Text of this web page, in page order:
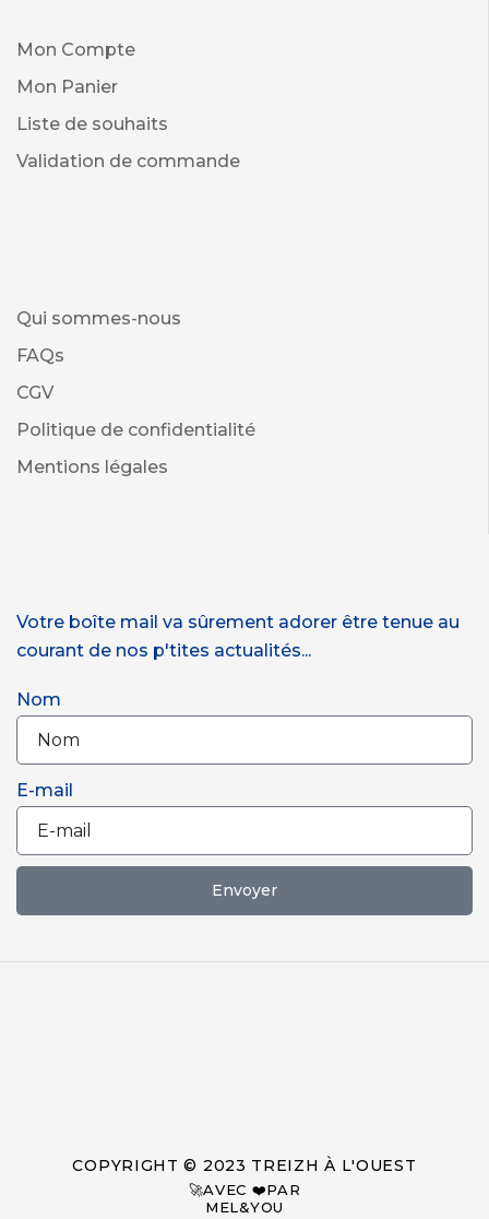
Mon Compte
Mon Panier
Liste de souhaits
Validation de commande
Qui sommes-nous
FAQs
CGV
Politique de confidentialité
Mentions légales
Votre boîte mail va sûrement adorer être tenue au
courant de nos p'tites actualités...
Nom
E-mail
Envoyer
COPYRIGHT © 2023 TREIZH À L'OUEST
🚀AVEC ❤️PAR
MEL&YOU